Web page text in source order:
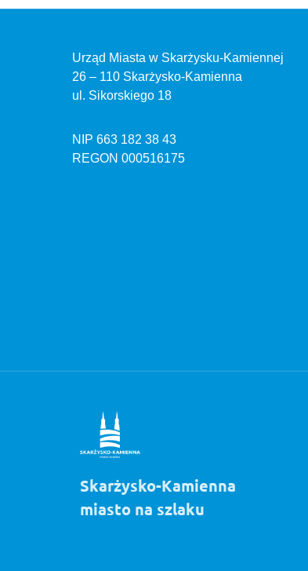
Urząd Miasta w Skarżysku-Kamiennej
26 – 110 Skarżysko-Kamienna
ul. Sikorskiego 18
NIP 663 182 38 43
REGON 000516175
Skarżysko-Kamienna
miasto na szlaku